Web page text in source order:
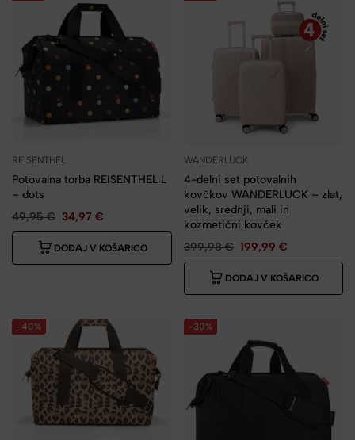
REISENTHEL
Potovalna torba REISENTHEL L
– dots
49,95€ 34,97 €
DODAJ V KOŠARICO
WANDERLUCK
4-delni set potovalnih
kovčkov WANDERLUCK – zlat,
velik, srednji, mali in
kozmetični kovček
399,98€ 199,99 €
DODAJ V KOŠARICO
-40% -30%